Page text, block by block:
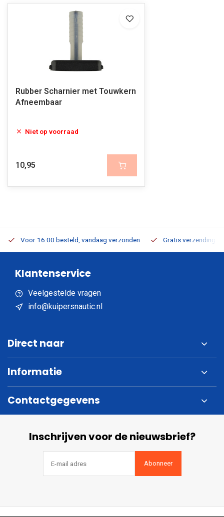
Rubber Scharnier met Touwkern
Afneembaar
Niet op voorraad
10,95
Voor 16:00 besteld, vandaag verzonden Gratis verzending
Klantenservice
Veelgestelde vragen
info@kuipersnautic.nl
Direct naar
Informatie
Contactgegevens
Inschrijven voor de nieuwsbrief?
Abonneer